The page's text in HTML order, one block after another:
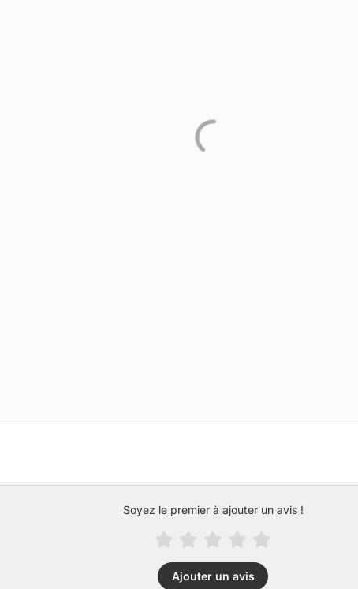
Soyez le premier à ajouter un avis !
Ajouter un avis